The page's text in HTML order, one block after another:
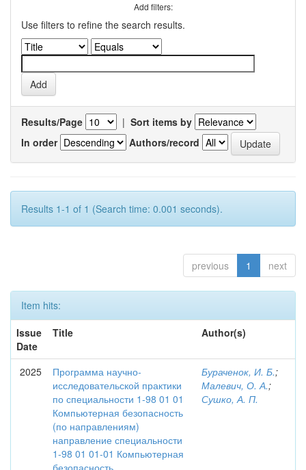
Add filters:
Use filters to refine the search results.
Results/Page | Sort items by
In order
Authors/record
Results 1-1 of 1 (Search time: 0.001 seconds).
previous 1 next
Item hits:
Issue
Date
Title Author(s)
2025
Программа научно-
исследовательской практики
по специальности 1-98 01 01
Компьютерная безопасность
(по направлениям)
направление специальности
1-98 01 01-01 Компьютерная
безопасность
Бураченок, И. Б.;
Малевич, О. А.;
Сушко, А. П.